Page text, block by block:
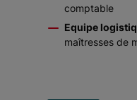
comptable
Equipe
maîtresses de